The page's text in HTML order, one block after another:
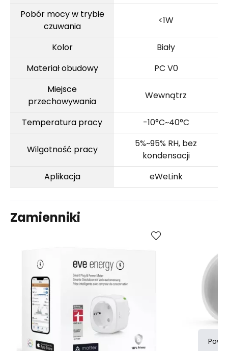
Pobór mocy w trybie
czuwania
<1W
Kolor
Biały
Materiał obudowy
PC V0
Miejsce
przechowywania
Wewnątrz
Temperatura pracy -10°C~40°C
Wilgotność pracy
5%~95% RH, bez
kondensacji
Aplikacja
eWeLink
Zamienniki
Kup